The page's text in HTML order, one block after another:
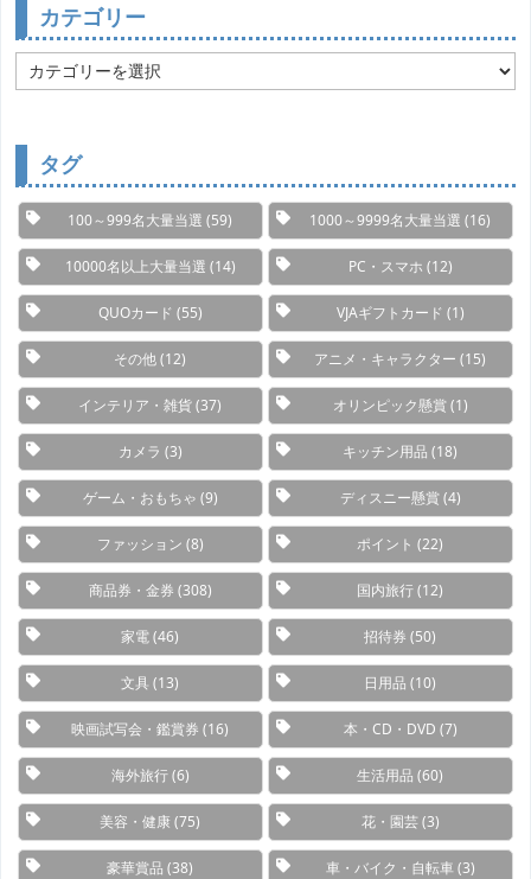
カテゴリー
テ
タグ
100～999名大量当選 (59) 1000～9999名大量当選 (16)
10000名以上大量当選 (14) PC・スマホ (12)
QUOカード (55) VJAギフトカード (1)
その他(12) アニメ・キャラクター (15)
インテリア・雑貨(37) オリンピック懸賞(1)
カメラ (3) キッチン用品 (18)
ゲーム・おもちゃ (9) ディスニー懸賞(4)
ファッション (8) ポイント (22)
商品券・金券 (308) 国内旅行(12)
家電(46) 招待券 (50)
文具 (13) 日用品 (10)
映画試写会・鑑賞券 (16) 本・CD・DVD (7)
海外旅行(6) 生活用品 (60)
美容・健康(75) 花・園芸(3)
豪華賞品 (38) 車・バイク・自転車(3)